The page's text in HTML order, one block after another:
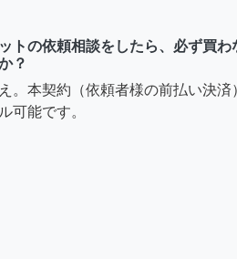
トの依頼相談をしたら、必ず買わ
？
。本契約（依頼者様の前払い決済
可能です。